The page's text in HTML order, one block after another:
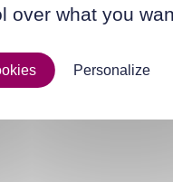
over what you
Personalize